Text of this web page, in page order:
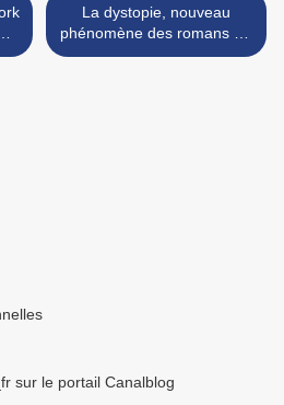
La dystopie, nouveau
phénomène des romans YA
>
sur le portail Canalblog